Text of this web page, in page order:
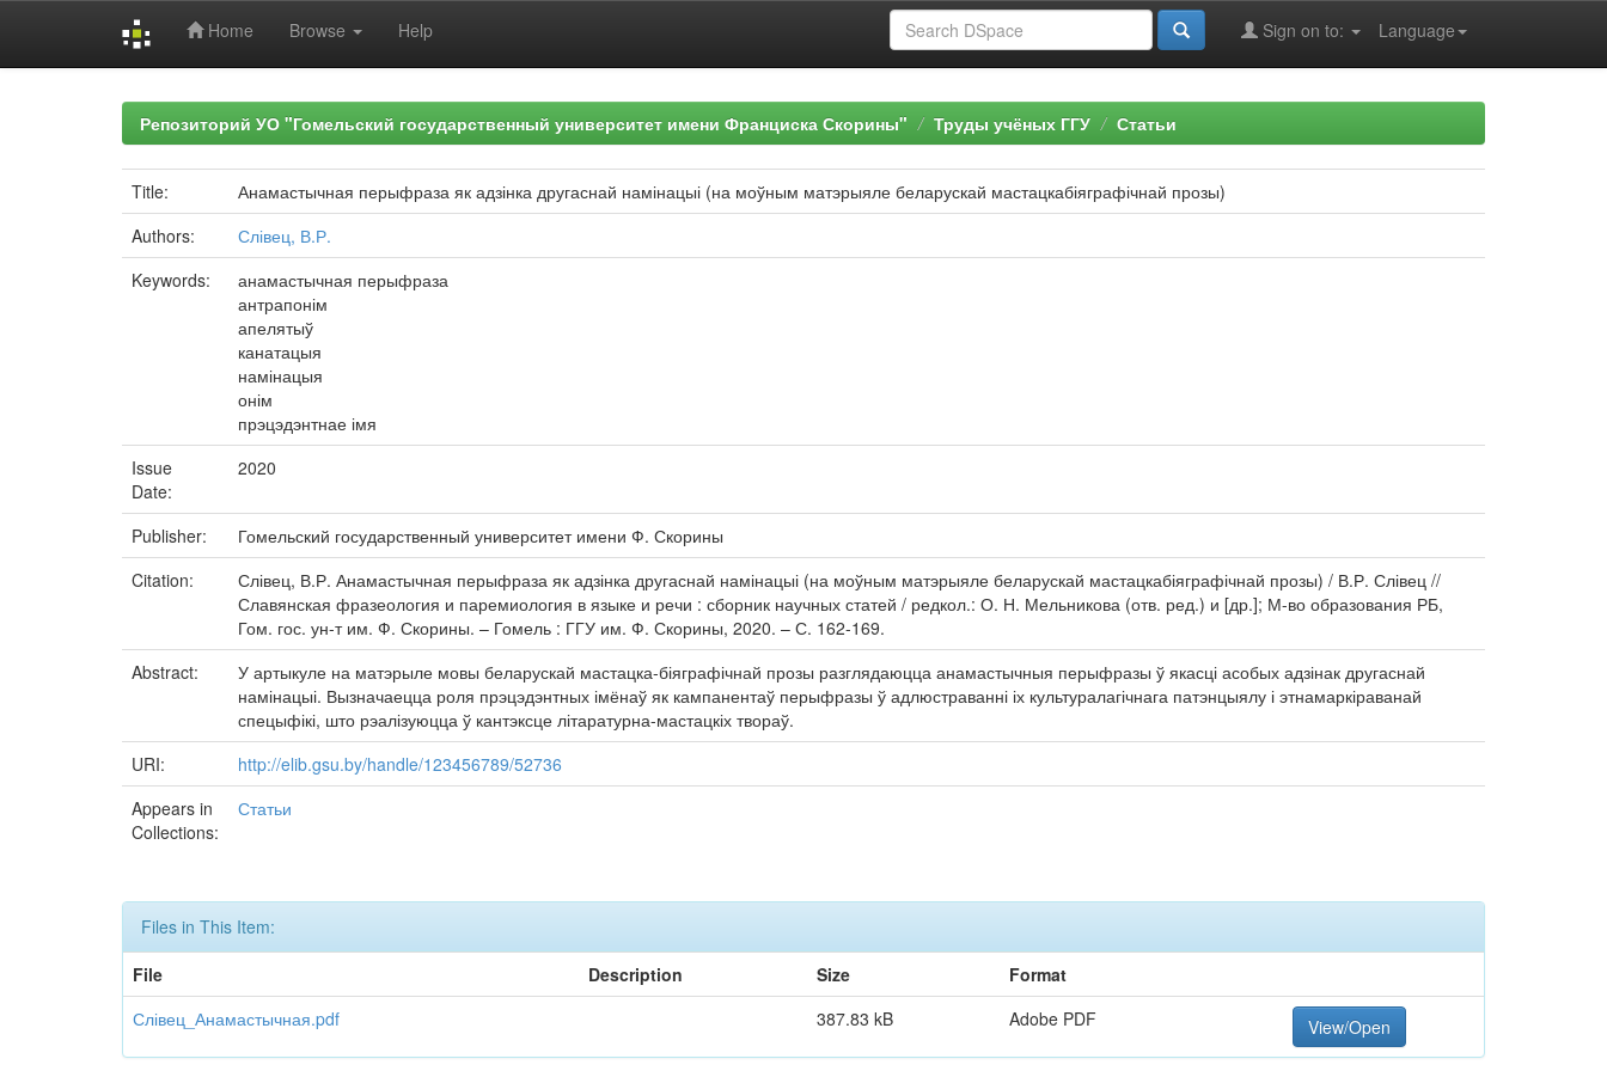
Home Browse Help Language
Sign on to:
Репозиторий УО "Гомельский государственный университет имени Франциска Скорины" Труды учёных ГГУ Статьи
Title:
Анамастычная перыфраза як адзінка другаснай намінацыі (на моўным матэрыяле беларускай мастацкабіяграфічнай прозы)
Authors:
Слівец, В.Р.
Keywords:
анамастычная перыфраза
антрапонім
апелятыў
канатацыя
намінацыя
онім
прэцэдэнтнае імя
Issue
Date:
2020
Publisher:
Гомельский государственный университет имени Ф. Скорины
Citation:
Слівец, В.Р. Анамастычная перыфраза як адзінка другаснай намінацыі (на моўным матэрыяле беларускай мастацкабіяграфічнай прозы) / В.Р. Слівец //
Славянская фразеология и паремиология в языке и речи : сборник научных статей / редкол.: О. Н. Мельникова (отв. ред.) и [др.]; М-во образования РБ,
Гом. гос. ун-т им. Ф. Скорины. – Гомель : ГГУ им. Ф. Скорины, 2020. – С. 162-169.
Abstract:
У артыкуле на матэрыле мовы беларускай мастацка-біяграфічнай прозы разглядаюцца анамастычныя перыфразы ў якасці асобых адзінак другаснай
намінацыі. Вызначаецца роля прэцэдэнтных імёнаў як кампанентаў перыфразы ў адлюстраванні іх культуралагічнага патэнцыялу і этнамаркіраванай
спецыфікі, што рэалізуюцца ў кантэксце літаратурна-мастацкіх твораў.
URI:
http://elib.gsu.by/handle/123456789/52736
Appears in
Collections:
Статьи
Files in This Item:
File
Description Size
Format
Слівец_Анамастычная.pdf
387.83 kB Adobe PDF View/Open